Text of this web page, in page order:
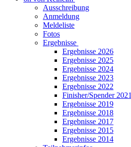
Ausschreibung
Anmeldung
Meldeliste
Fotos
Ergebnisse
Ergebnisse 2026
Ergebnisse 2025
Ergebnisse 2024
Ergebnisse 2023
Ergebnisse 2022
Finisher/Spender 2021
Ergebnisse 2019
Ergebnisse 2018
Ergebnisse 2017
Ergebnisse 2015
Ergebnisse 2014